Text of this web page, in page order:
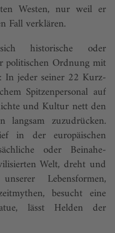
Westen, nur weil er
Fall verklären.
historische oder
politischen Ordnung mit
In jeder seiner 22 Kurz-
Spitzenpersonal auf
und Kultur nett den
zuzudrücken.
in der europäischen
oder Beinahe-
Welt, dreht und
Lebensformen,
besucht eine
lässt Helden der